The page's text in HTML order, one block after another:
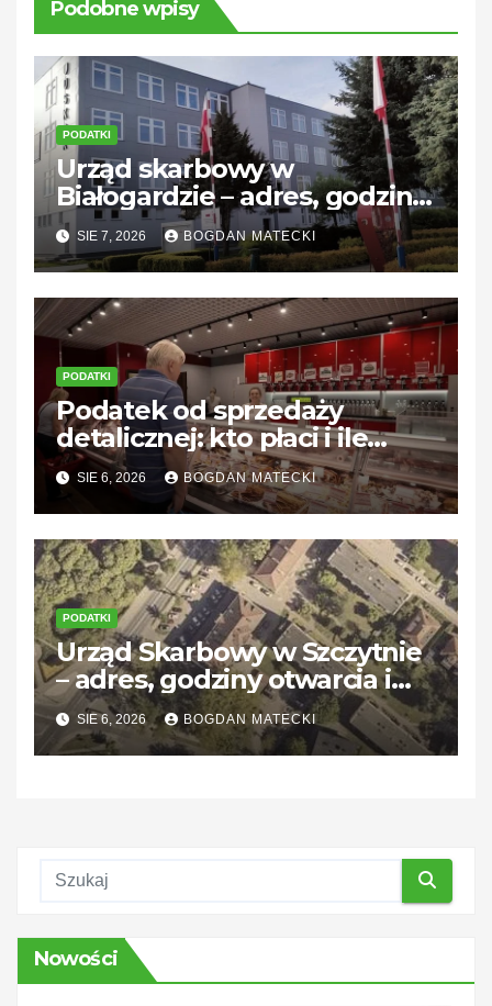
Podobne wpisy
PODATKI
Urząd skarbowy w
Białogardzie – adres, godziny
i kontakt
SIE 7, 2026 BOGDAN MATECKI
PODATKI
Podatek od sprzedaży
detalicznej: kto płaci i ile
wynosi?
SIE 6, 2026 BOGDAN MATECKI
PODATKI
Urząd Skarbowy w Szczytnie
– adres, godziny otwarcia i
kontakt
SIE 6, 2026 BOGDAN MATECKI
Nowości